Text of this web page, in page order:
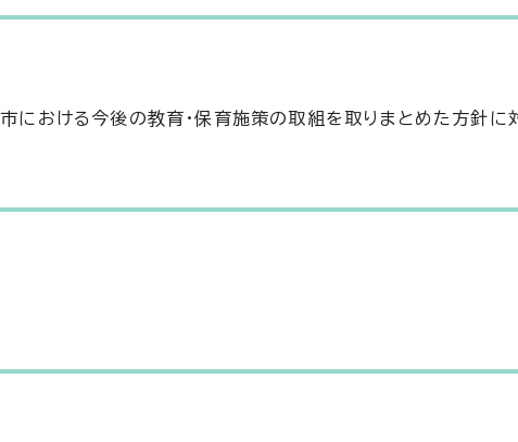
おける今後の教育・保育施策の取組を取りまとめた方針に